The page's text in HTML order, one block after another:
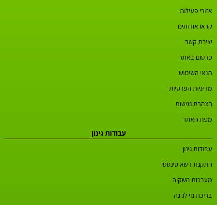
אזורי פעילות
קראו אודותינו
יצירת קשר
פרסום באתר
תנאי השימוש
מדיניות הפרטיות
הצהרת נגישות
מפת האתר
עבודות גינון
עבודות גינון
התקנת דשא סינטטי
מערכות השקיה
בריכת נוי לגינה